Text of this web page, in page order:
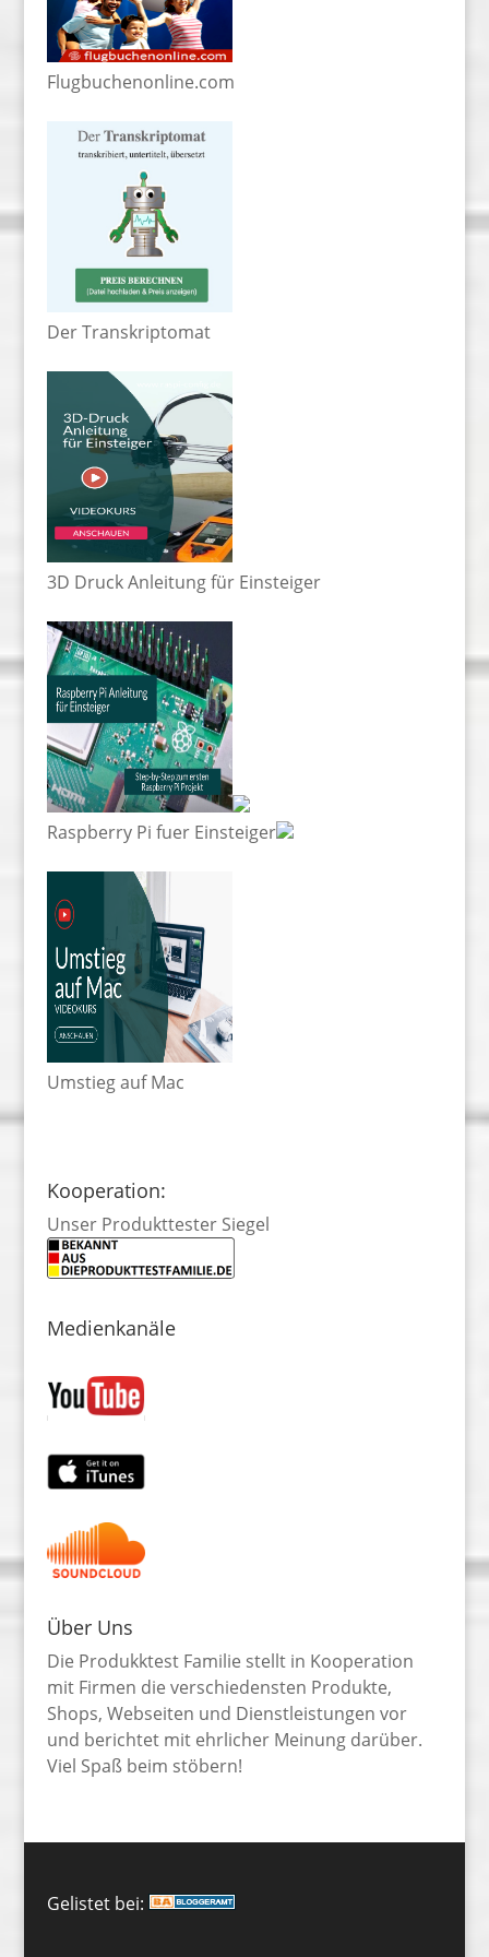
Flugbuchenonline.com
Der Transkriptomat
3D Druck Anleitung für Einsteiger
Raspberry Pi fuer Einsteiger
Umstieg auf Mac
Kooperation:
Unser Produkttester Siegel
Medienkanäle
Über Uns
Die Produkktest Familie stellt in Kooperation
mit Firmen die verschiedensten Produkte,
Shops, Webseiten und Dienstleistungen vor
und berichtet mit ehrlicher Meinung darüber.
Viel Spaß beim stöbern!
Gelistet bei: